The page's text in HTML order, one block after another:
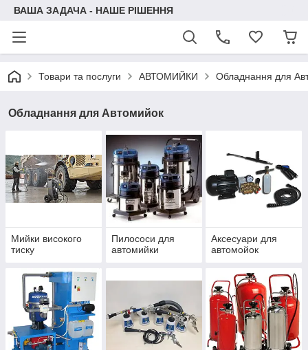
ВАША ЗАДАЧА - НАШЕ РІШЕННЯ
Товари та послуги АВТОМИЙКИ Обладнання для
Обладнання для Автомийок
Мийки високого
тиску
Пилососи для
автомийки
Аксесуари для
автомойок